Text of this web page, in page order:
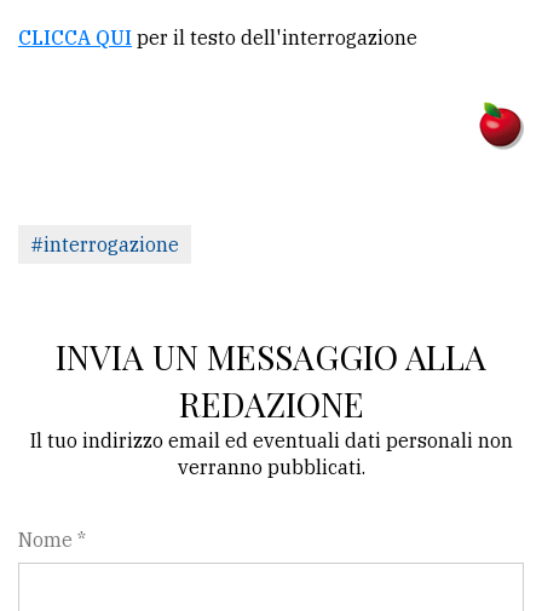
per
ALTRE
policy
CLICCA QUI per il testo dell'interrogazione
#interrogazione
INVIA UN MESSAGGIO ALLA
REDAZIONE
Il tuo indirizzo email ed eventuali dati personali non
verranno pubblicati.
Nome *